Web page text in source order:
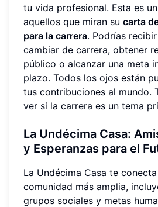
tu vida profesional. Esta es
aquellos que miran su carta
para la carrera. Podrías
cambiar de carrera, obtener
público o alcanzar una meta
plazo. Todos los ojos están
tus contribuciones al mundo.
ver si la carrera es un tema
La Undécima Casa:
y Esperanzas para el
La Undécima Casa te
comunidad más amplia,
grupos sociales y metas